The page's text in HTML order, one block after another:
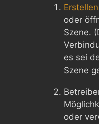
oder
Szene.
es sei
Szene
oder